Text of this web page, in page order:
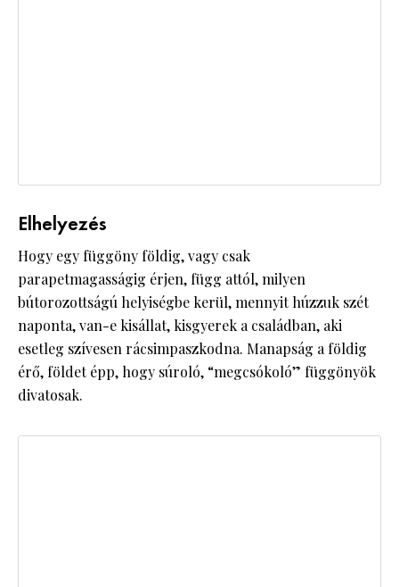
Elhelyezés
Hogy egy függöny földig, vagy csak
parapetmagasságig érjen, függ attól, milyen
bútorozottságú helyiségbe kerül, mennyit húzzuk szét
naponta, van-e kisállat, kisgyerek a családban, aki
esetleg szívesen rácsimpaszkodna. Manapság a földig
érő, földet épp, hogy súroló, “megcsókoló” függönyök
divatosak.